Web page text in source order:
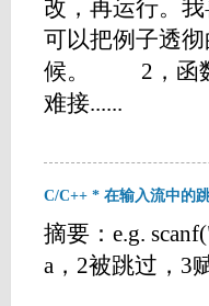
改，再运行。
可以把例子透
候。 2，函数
难接......
C/C++ * 在输入流中的
摘要：e.g.
a，2被跳过，3